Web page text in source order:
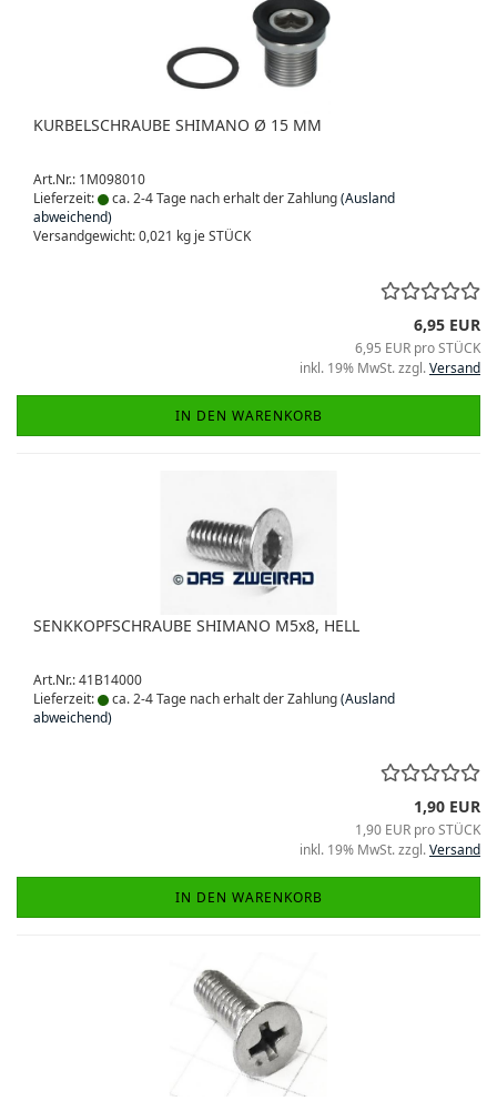
KURBELSCHRAUBE SHIMANO Ø 15 MM
Art.Nr.: 1M098010
Lieferzeit:
ca. 2-4 Tage nach erhalt der Zahlung(Ausland
abweichend)
Versandgewicht:0,021 kg je STÜCK
6,95 EUR
6,95 EUR pro STÜCK
inkl. 19% MwSt. zzgl.Versand
IN DEN WARENKORB
SENKKOPFSCHRAUBE SHIMANO M5x8, HELL
Art.Nr.: 41B14000
Lieferzeit:
ca. 2-4 Tage nach erhalt der Zahlung(Ausland
abweichend)
1,90 EUR
1,90 EUR pro STÜCK
inkl. 19% MwSt. zzgl.Versand
IN DEN WARENKORB